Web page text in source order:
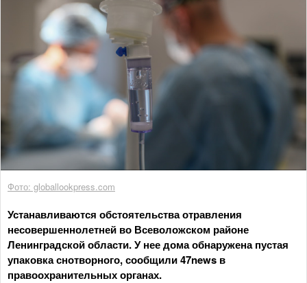
Фото: globallookpress.com
Устанавливаются обстоятельства отравления
несовершеннолетней во Всеволожском районе
Ленинградской области. У нее дома обнаружена пустая
упаковка снотворного, сообщили 47news в
правоохранительных органах.